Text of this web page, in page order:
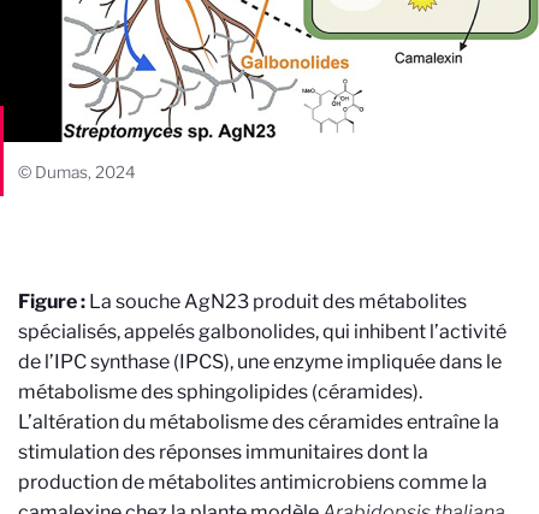
© Dumas, 2024
Figure : La souche AgN23 produit des métabolites
spécialisés, appelés galbonolides, qui inhibent l’activité
de l’IPC synthase (IPCS), une enzyme impliquée dans le
métabolisme des sphingolipides (céramides).
L’altération du métabolisme des céramides entraîne la
stimulation des réponses immunitaires dont la
production de métabolites antimicrobiens comme la